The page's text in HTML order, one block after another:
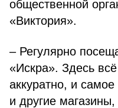
общественной
«Виктория».
– Регулярно
«Искра». Здесь
аккуратно, и
и другие